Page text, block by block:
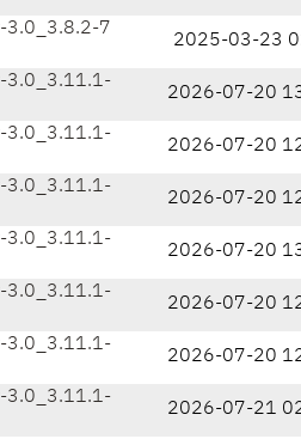
3.0_3.8.2-7
2025-03-23
3.0_3.11.1-
2026-07-20
3.0_3.11.1-
2026-07-20
3.0_3.11.1-
2026-07-20
3.0_3.11.1-
2026-07-20
3.0_3.11.1-
2026-07-20
3.0_3.11.1-
2026-07-20
3.0_3.11.1-
2026-07-21